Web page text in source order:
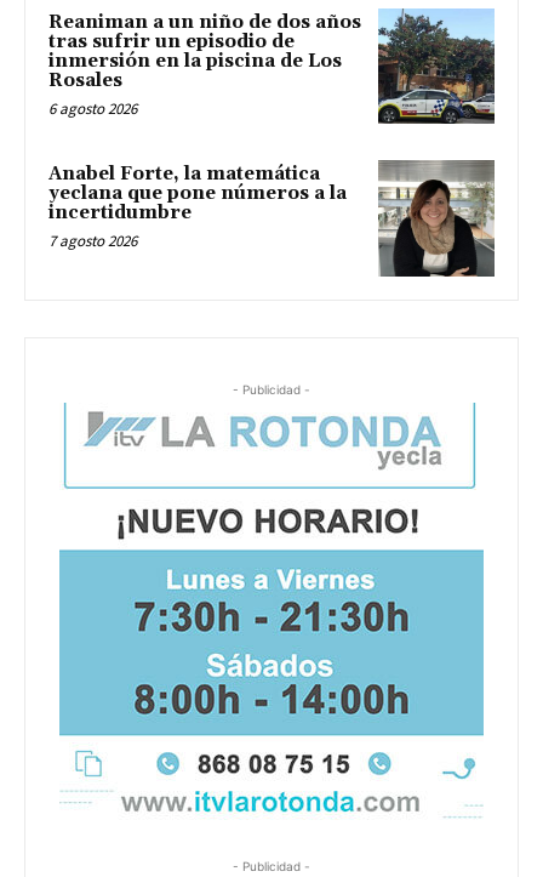
Reaniman a un niño de dos años
tras sufrir un episodio de
inmersión en la piscina de Los
Rosales
6 agosto 2026
Anabel Forte, la matemática
yeclana que pone números a la
incertidumbre
7 agosto 2026
- Publicidad -
- Publicidad -